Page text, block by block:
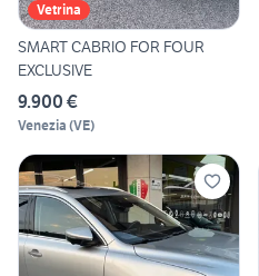
Vetrina
SMART CABRIO FOR FOUR
EXCLUSIVE
9.900 €
Venezia (VE)